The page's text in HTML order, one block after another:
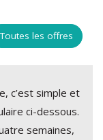
Toutes les offres
c’est simple et
ci-dessous.
semaines,